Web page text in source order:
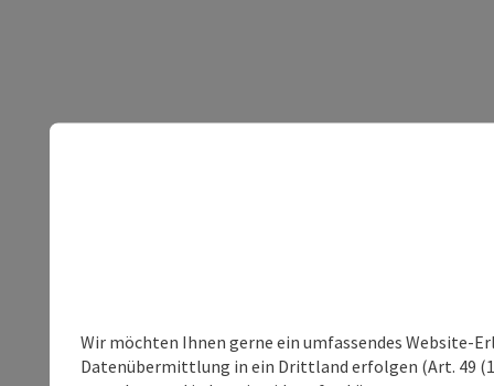
Wir möchten Ihnen gerne ein umfassendes Website-
Datenübermittlung in ein Drittland erfolgen (Art. 49